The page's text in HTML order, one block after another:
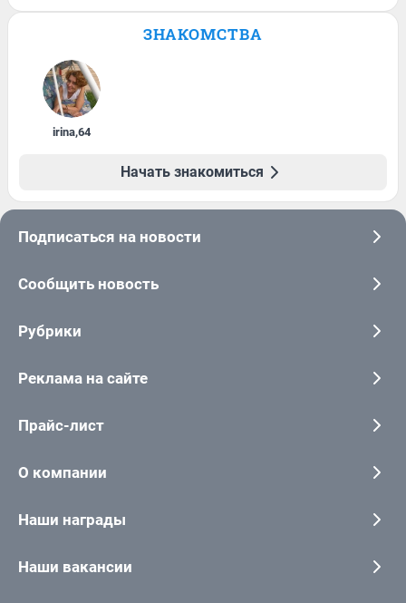
ЗНАКОМСТВА
irina,64
Начать знакомиться
Подписаться на новости
Сообщить новость
Рубрики
Реклама на сайте
Прайс-лист
О компании
Наши награды
Наши вакансии